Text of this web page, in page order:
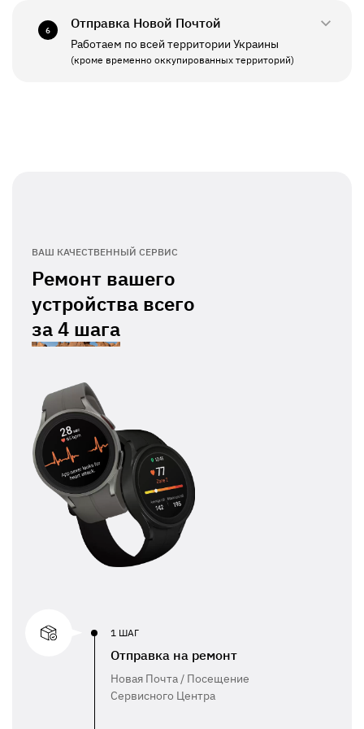
ПН - ПТ
11:00 - 19:00
Выходной
6 Отправка Новой Почтой
Работаем по всей территории Украины
(кроме временно оккупированных территорий)
ВАШ КАЧЕСТВЕННЫЙ СЕРВИС
Ремонт вашего
устройства всего
за4 шага
1 ШАГ
Отправка на ремонт
Новая Почта / Посещение
Сервисного Центра